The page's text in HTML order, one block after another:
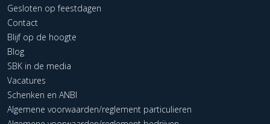
Gesloten op feestdagen
Contact
Blijf op de hoogte
Blog
SBK in de media
Vacatures
Schenken en ANBI
Algemene voorwaarden/reglement particulieren